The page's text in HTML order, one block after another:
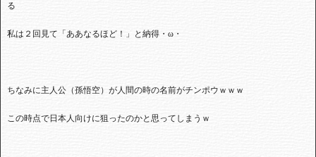
る
私は２回見て「ああなるほど！」と納得・ω・
ちなみに主人公（孫悟空）が人間の時の名前がチンポウｗｗｗ
この時点で日本人向けに狙ったのかと思ってしまうｗ